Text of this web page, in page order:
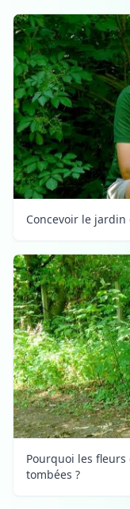
Concevoir le
Pourquoi les
tombées ?